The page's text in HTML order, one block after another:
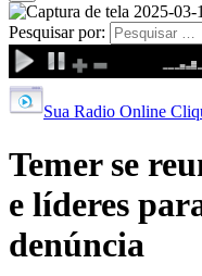
Pesquisar por:
Sua Radio Online
Temer se
e líderes
denúncia